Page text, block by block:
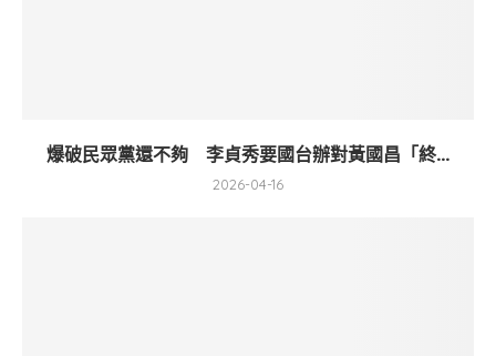
爆破民眾黨還不夠 李貞秀要國台辦對黃國昌「終...
2026-04-16